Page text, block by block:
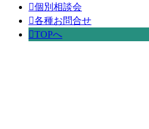
個別相談会
各種お問合せ
TOPへ